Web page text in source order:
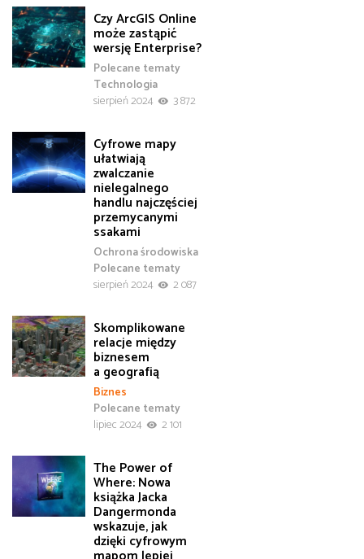
Czy ArcGIS Online
może zastąpić
wersję Enterprise?
Polecane tematy
Technologia
sierpień 2024
3 872
Cyfrowe mapy
ułatwiają
zwalczanie
nielegalnego
handlu najczęściej
przemycanymi
ssakami
Ochrona środowiska
Polecane tematy
sierpień 2024
2 087
Skomplikowane
relacje między
biznesem
a geografią
Biznes
Polecane tematy
lipiec 2024
2 101
The Power of
Where: Nowa
książka Jacka
Dangermonda
wskazuje, jak
dzięki cyfrowym